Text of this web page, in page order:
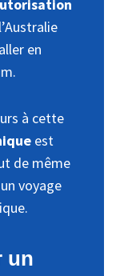
en
à cette
est
de même
voyage
un